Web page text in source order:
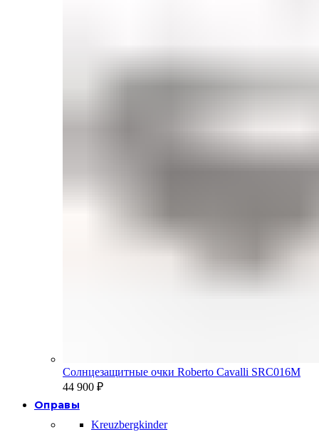
Солнцезащитные очки Roberto Cavalli SRC016M
44 900 ₽
Оправы
Kreuzbergkinder